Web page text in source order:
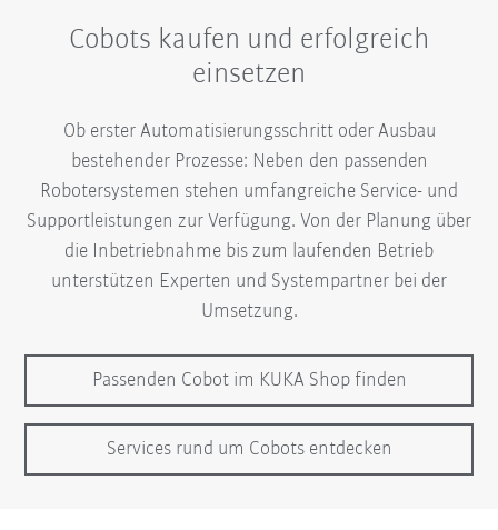
Cobots kaufen und erfolgreich
einsetzen
Ob erster Automatisierungsschritt oder Ausbau
bestehender Prozesse: Neben den passenden
Robotersystemen stehen umfangreiche Service- und
Supportleistungen zur Verfügung. Von der Planung über
die Inbetriebnahme bis zum laufenden Betrieb
unterstützen Experten und Systempartner bei der
Umsetzung.
Passenden Cobot im KUKA Shop finden
Services rund um Cobots entdecken